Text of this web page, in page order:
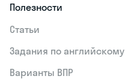
Полезности
Статьи
Задания по английскому
Варианты ВПР